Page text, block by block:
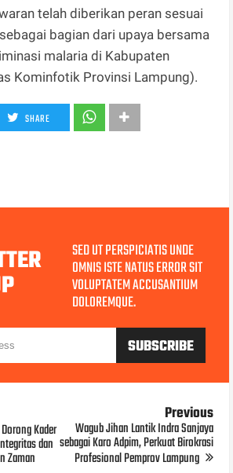
telah diberikan peran sesuai
bagian dari upaya bersama
malaria di Kabupaten
Kominfotik Provinsi Lampung).
SHARE
SED UT PERSPICIATIS UNDE
OMNIS ISTE NATUS ERROR SIT
VOLUPTATEM ACCUSANTIUM
DOLOREMQUE.
Kader
dan
Zaman
Previous
Wagub Jihan Lantik Indra Sanjaya
sebagai Karo Adpim, Perkuat Birokrasi
Profesional Pemprov Lampung